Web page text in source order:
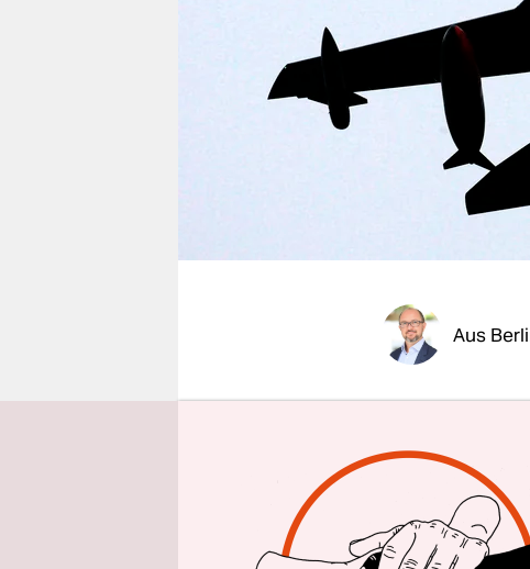
veranstaltungen
genossenschaft
Aus
Von „Krieg“
würde „dem
verfallen
von der
deutsche